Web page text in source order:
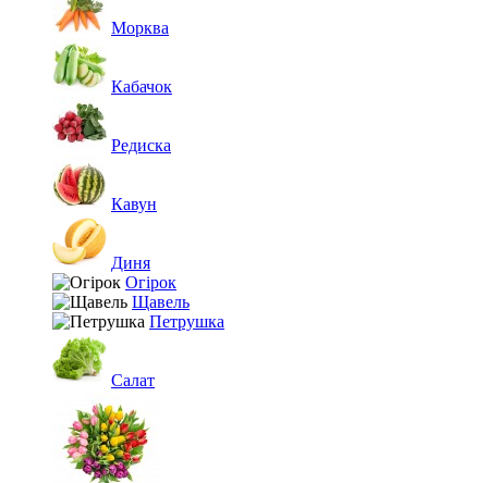
Морква
Кабачок
Редиска
Кавун
Диня
Огірок
Щавель
Петрушка
Салат